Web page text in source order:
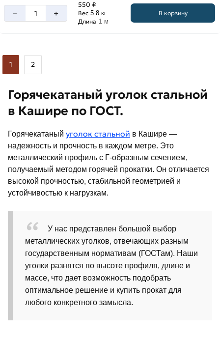
– +
550 ₽
Вес 5.8 кг
Длина 1 м
В корзину
1 2
Горячекатаный уголок стальной
в Кашире по ГОСТ.
Горячекатаный уголок стальной в Кашире —
надежность и прочность в каждом метре. Это
металлический профиль с Г-образным сечением,
получаемый методом горячей прокатки. Он отличается
высокой прочностью, стабильной геометрией и
устойчивостью к нагрузкам.
У нас представлен большой выбор
металлических уголков, отвечающих разным
государственным нормативам (ГОСТам). Наши
уголки разнятся по высоте профиля, длине и
массе, что дает возможность подобрать
оптимальное решение и купить прокат для
любого конкретного замысла.